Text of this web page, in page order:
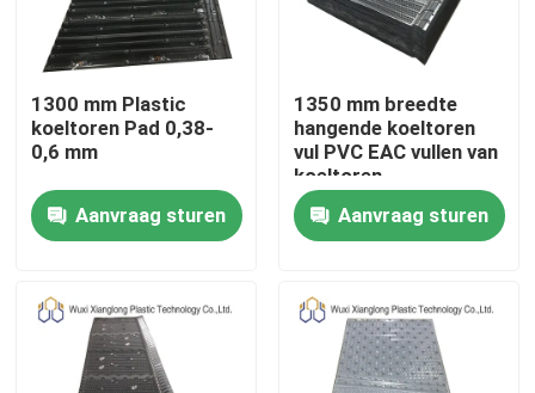
Huis
Producten
Ongeveer ons
Fabrieksreis
1300 mm Plastic
koeltoren Pad 0,38-
0,6 mm
Aanvraag sturen
1350 mm breedte
hangende koeltoren
vul PVC EAC vullen van
koeltoren
Aanvraag sturen